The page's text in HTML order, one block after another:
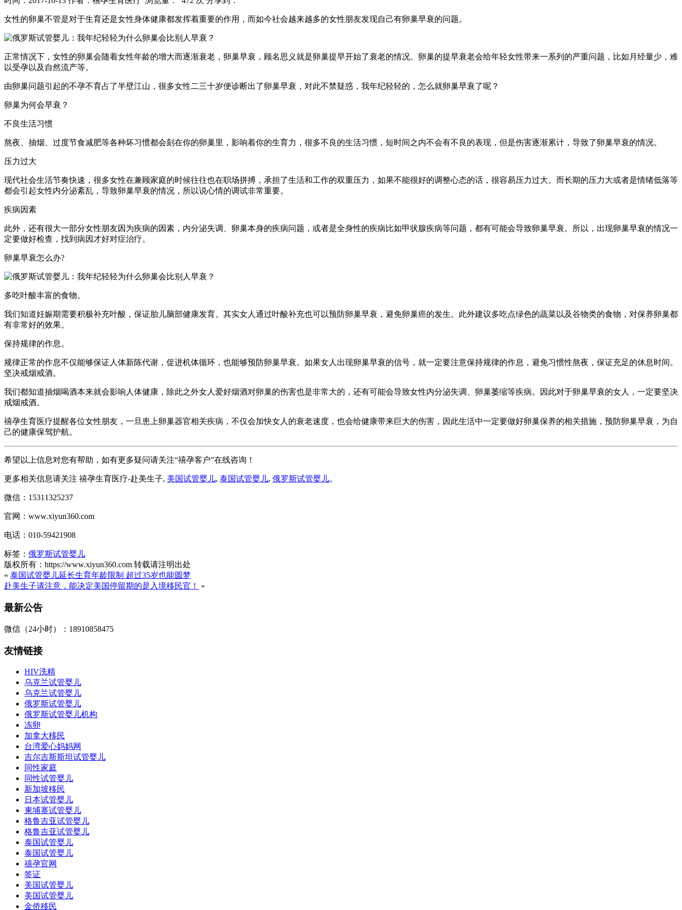
女性的卵巢不管是对于生育还是女性身体健康都发挥着重要的作用，而如今社会越来越多的女性朋友发现自己有卵巢早衰的问题。
正常情况下，女性的卵巢会随着女性年龄的增大而逐渐衰老，卵巢早衰，顾名思义就是卵巢提早开始了衰老的情况。卵巢的提早衰老会给年轻女性带来一系列的严重问题，比如月经量少，难
以受孕以及自然流产等。
由卵巢问题引起的不孕不育占了半壁江山，很多女性二三十岁便诊断出了卵巢早衰，对此不禁疑惑，我年纪轻轻的，怎么就卵巢早衰了呢？
卵巢为何会早衰？
不良生活习惯
熬夜、抽烟、过度节食减肥等各种坏习惯都会刻在你的卵巢里，影响着你的生育力，很多不良的生活习惯，短时间之内不会有不良的表现，但是伤害逐渐累计，导致了卵巢早衰的情况。
压力过大
现代社会生活节奏快速，很多女性在兼顾家庭的时候往往也在职场拼搏，承担了生活和工作的双重压力，如果不能很好的调整心态的话，很容易压力过大。而长期的压力大或者是情绪低落等
都会引起女性内分泌紊乱，导致卵巢早衰的情况，所以说心情的调试非常重要。
疾病因素
此外，还有很大一部分女性朋友因为疾病的因素，内分泌失调、卵巢本身的疾病问题，或者是全身性的疾病比如甲状腺疾病等问题，都有可能会导致卵巢早衰。所以，出现卵巢早衰的情况一
定要做好检查，找到病因才好对症治疗。
卵巢早衰怎么办?
多吃叶酸丰富的食物。
我们知道妊娠期需要积极补充叶酸，保证胎儿脑部健康发育。其实女人通过叶酸补充也可以预防卵巢早衰，避免卵巢癌的发生。此外建议多吃点绿色的蔬菜以及谷物类的食物，对保养卵巢都
有非常好的效果。
保持规律的作息。
规律正常的作息不仅能够保证人体新陈代谢，促进机体循环，也能够预防卵巢早衰。如果女人出现卵巢早衰的信号，就一定要注意保持规律的作息，避免习惯性熬夜，保证充足的休息时间。
坚决戒烟戒酒。
我们都知道抽烟喝酒本来就会影响人体健康，除此之外女人爱好烟酒对卵巢的伤害也是非常大的，还有可能会导致女性内分泌失调、卵巢萎缩等疾病。因此对于卵巢早衰的女人，一定要坚决
戒烟戒酒。
禧孕生育医疗提醒各位女性朋友，一旦患上卵巢器官相关疾病，不仅会加快女人的衰老速度，也会给健康带来巨大的伤害，因此生活中一定要做好卵巢保养的相关措施，预防卵巢早衰，为自
己的健康保驾护航。
希望以上信息对您有帮助，如有更多疑问请关注“禧孕客户”在线咨询！
更多相关信息请关注 禧孕生育医疗-赴美生子, 美国试管婴儿, 泰国试管婴儿, 俄罗斯试管婴儿。
微信：15311325237
官网：www.xiyun360.com
电话：010-59421908
标签： 俄罗斯试管婴儿
版权所有：https://www.xiyun360.com 转载请注明出处
« 泰国试管婴儿延长生育年龄限制 超过35岁也能圆梦
赴美生子请注意，能决定美国停留期的是入境移民官！
»
最新公告
微信（24小时）：18910858475
友情链接
HIV洗精
乌克兰试管婴儿
乌克兰试管婴儿
俄罗斯试管婴儿
俄罗斯试管婴儿机构
冻卵
加拿大移民
台湾爱心妈妈网
吉尔吉斯斯坦试管婴儿
同性家庭
同性试管婴儿
新加坡移民
日本试管婴儿
柬埔寨试管婴儿
格鲁吉亚试管婴儿
格鲁吉亚试管婴儿
泰国试管婴儿
泰国试管婴儿
禧孕官网
签证
美国试管婴儿
美国试管婴儿
金侨移民